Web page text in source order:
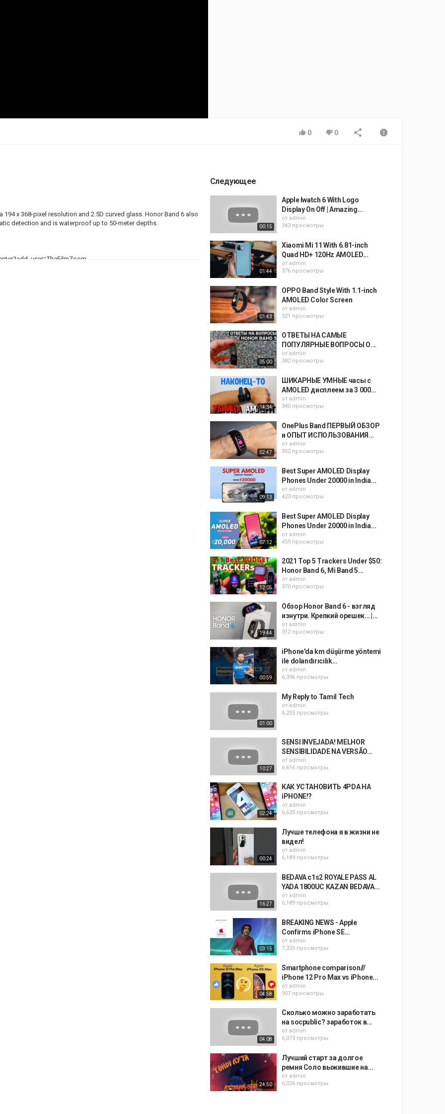
0 0
194 x 368-pixel resolution and 2.5D curved glass. Honor Band 6 also
detection and is waterproof up to 50-meter depths.
Следующее
00:15
Apple Iwatch 6 With Logo
Display On Off | Amazing...
от admin
343 просмотры
01:44
Xiaomi Mi 11 With 6.81-inch
Quad HD+ 120Hz AMOLED...
от admin
376 просмотры
01:43
OPPO Band Style With 1.1-inch
AMOLED Color Screen
от admin
321 просмотры
05:00
ОТВЕТЫ НА САМЫЕ
ПОПУЛЯРНЫЕ ВОПРОСЫ О...
от admin
382 просмотры
14:34
ШИКАРНЫЕ УМНЫЕ часы с
AMOLED дисплеем за 3 000...
от admin
340 просмотры
02:47
OnePlus Band ПЕРВЫЙ ОБЗОР
и ОПЫТ ИСПОЛЬЗОВАНИЯ...
от admin
352 просмотры
09:13
Best Super AMOLED Display
Phones Under 20000 in India...
от admin
423 просмотры
07:12
Best Super AMOLED Display
Phones Under 20000 in India...
от admin
459 просмотры
12:05
2021 Top 5 Trackers Under $50:
Honor Band 6, Mi Band 5...
от admin
370 просмотры
19:44
Обзор Honor Band 6 - взгляд
изнутри. Крепкий орешек... |...
от admin
312 просмотры
00:59
iPhone'da km düşürme yöntemi
ile dolandırıcılık...
от admin
6,396 просмотры
01:00
My Reply to Tamil Tech
от admin
6,255 просмотры
10:27
SENSI INVEJADA! MELHOR
SENSIBILIDADE NA VERSÃO...
от admin
6,616 просмотры
02:24
КАК УСТАНОВИТЬ 4PDA НА
iPHONE!?
от admin
6,635 просмотры
00:24
Лучше телефона я в жизни не
видел!
от admin
6,189 просмотры
16:27
BEDAVA c1s2 ROYALE PASS AL
YADA 1800UC KAZAN BEDAVA...
от admin
6,189 просмотры
03:15
BREAKING NEWS - Apple
Confirms iPhone SE...
от admin
7,325 просмотры
04:58
Smartphone comparison///
iPhone 12 Pro Max vs iPhone...
от admin
907 просмотры
04:08
Сколько можно заработать
на socpublic? заработок в...
от admin
6,073 просмотры
24:50
Лучший старт за долгое
ремня Соло выжившие на...
от admin
6,026 просмотры